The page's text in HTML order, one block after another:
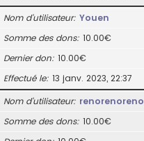
Nom d’utilisateur Youen
Somme des dons 10.00€
Dernier don 10.00€
Effectué le 13 janv. 2023, 22:37
Nom d’utilisateur renorenoreno
Somme des dons 10.00€